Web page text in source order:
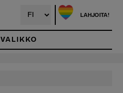
LAHJOITA!
VALIKKO